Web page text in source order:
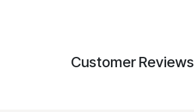
Customer Reviews